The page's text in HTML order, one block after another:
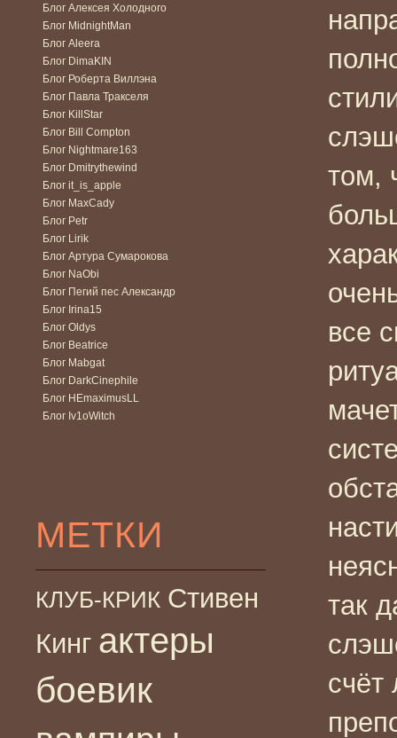
Блог Алексея Холодного
Блог MidnightMan
Блог Aleera
Блог DimaKIN
Блог Роберта Виллэна
Блог Павла Тракселя
Блог KillStar
Блог Bill Compton
Блог Nightmare163
Блог Dmitrythewind
Блог it_is_apple
Блог MaxCady
Блог Petr
Блог Lirik
Блог Артура Сумарокова
Блог NaObi
Блог Пегий пес Александр
Блог Irina15
Блог Oldys
Блог Beatrice
Блог Mabgat
Блог DarkCinephile
Блог HEmaximusLL
Блог Iv1oWitch
МЕТКИ
КЛУБ-КРИК Стивен
Кинг актеры
боевик
том,
все
так
счёт